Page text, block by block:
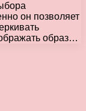
он позволяет
образ…